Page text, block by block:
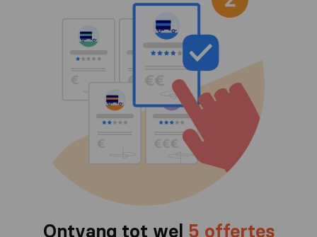
Ontvang tot wel 5 offertes